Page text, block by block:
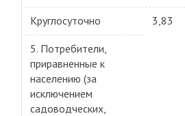
Круглосуточно 3,83
5. Потребители,
приравненные к
населению (за
исключением
садоводческих,